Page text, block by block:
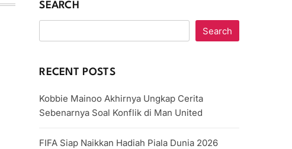
SEARCH
Search
RECENT POSTS
Kobbie Mainoo Akhirnya Ungkap Cerita
Sebenarnya Soal Konflik di Man United
FIFA Siap Naikkan Hadiah Piala Dunia 2026